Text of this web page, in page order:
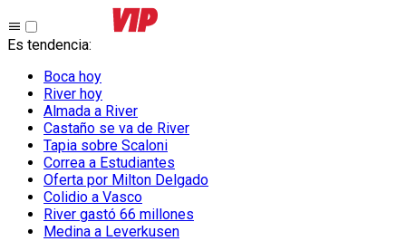
Es tendencia:
Boca hoy
River hoy
Almada a River
Castaño se va de River
Tapia sobre Scaloni
Correa a Estudiantes
Oferta por Milton Delgado
Colidio a Vasco
River gastó 66 millones
Medina a Leverkusen